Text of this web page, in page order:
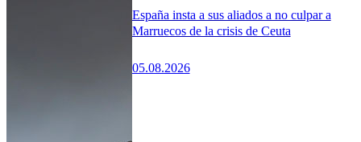
España insta a sus aliados a no culpar a
Marruecos de la crisis de Ceuta
05.08.2026